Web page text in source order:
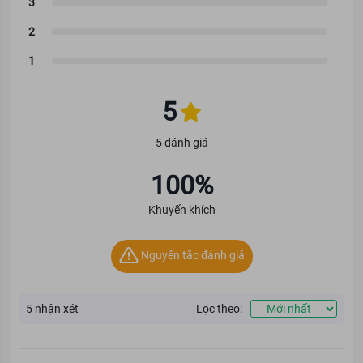
Dưỡng ẩm sâu, điều tiết bã nhờn
phân tử kích thước khác nhau, để cung cấp và duy trì độ ẩm đa
điểm đặc biệt, giúp cải thiện sự cân bằng giữa dầu và nước trên
da, hỗ trợ kiểm soát bã nhờn và giảm sự tiết dầu trên da.
5
5 đánh giá
100%
Khuyến khích
Nguyên tắc đánh giá
5 nhận xét Lọc theo: